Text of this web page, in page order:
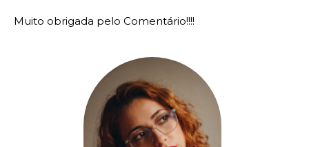
Muito obrigada pelo Comentário!!!!